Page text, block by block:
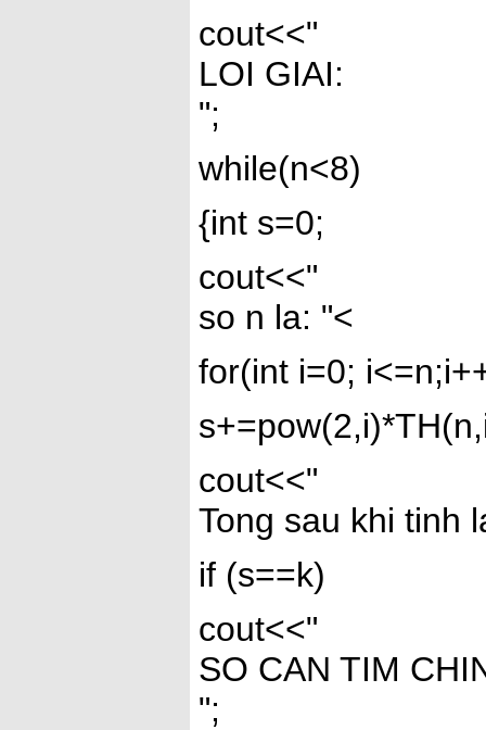
cout<<"
LOI GIAI:
";
while(n<8)
{int s=0;
cout<<"
so n la: "<
for(int i=0;
cout<<"
Tong sau khi tinh
if (s==k)
cout<<"
SO CAN TIM
";